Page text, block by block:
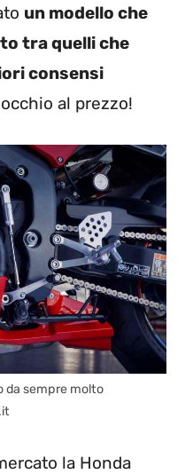
un modello che
tra quelli che
consensi
al prezzo!
da sempre molto
la Honda